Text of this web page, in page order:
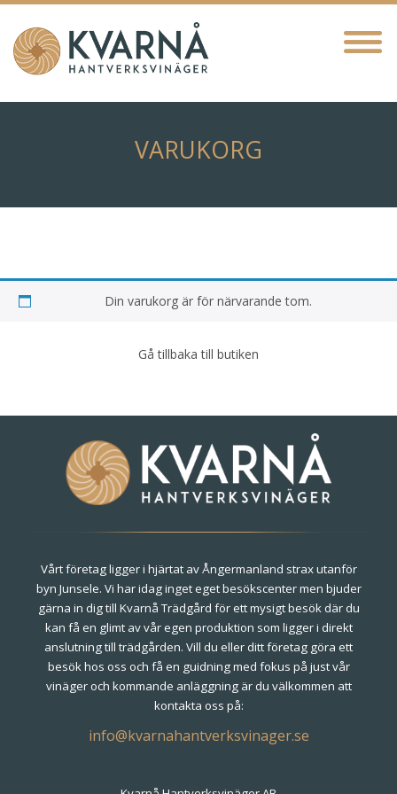
VARUKORG
Din varukorg är för närvarande tom.
Gå tillbaka till butiken
Vårt företag ligger i hjärtat av Ångermanland strax utanför
byn Junsele. Vi har idag inget eget besökscenter men bjuder
gärna in dig till Kvarnå Trädgård för ett mysigt besök där du
kan få en glimt av vår egen produktion som ligger i direkt
anslutning till trädgården. Vill du eller ditt företag göra ett
besök hos oss och få en guidning med fokus på just vår
vinäger och kommande anläggning är du välkommen att
kontakta oss på: